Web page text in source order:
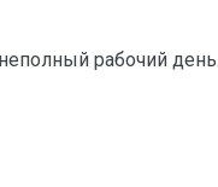
рабочий день.